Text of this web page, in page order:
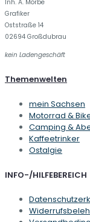
Inh. A. Mörbe
Grafiker
Oststraße 14
02694 Großdubrau
kein Ladengeschäft
Themenwelten
mein Sachsen
Motorrad &
Camping &
Kaffeetrinker
Ostalgie
INFO-/HILFEBEREICH